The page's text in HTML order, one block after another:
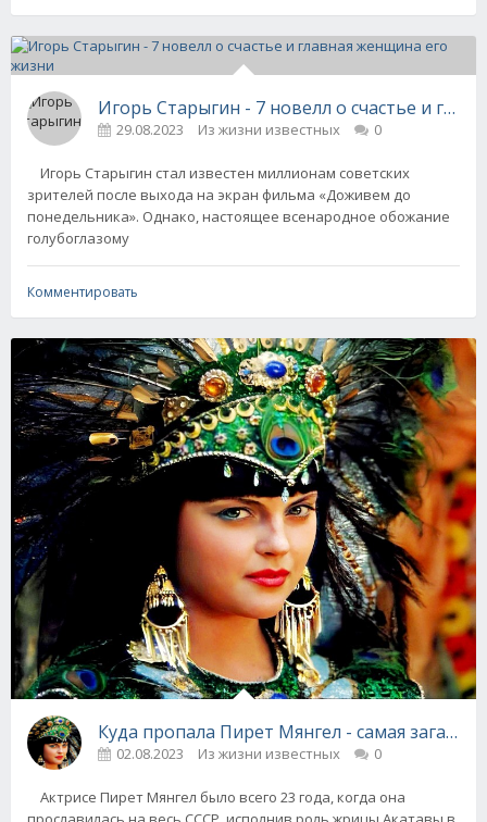
Игорь Старыгин - 7 новелл о счастье и
29.08.2023 Из жизни известных 0
Игорь Старыгин стал известен миллионам советских
зрителей после выхода на экран фильма «Доживем до
понедельника». Однако, настоящее всенародное обожание
голубоглазому
Комментировать
Куда пропала Пирет
02.08.2023 Из жизни известных 0
Актрисе Пирет Мянгел было всего 23 года, когда она